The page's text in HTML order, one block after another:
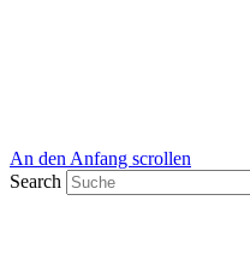
An den Anfang scrollen
Search